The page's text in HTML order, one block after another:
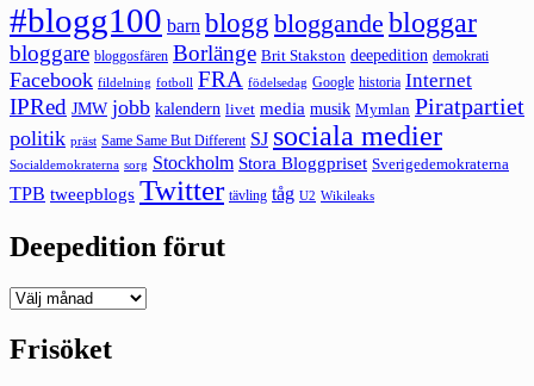
#blogg100 barn blogg bloggande bloggar
bloggare bloggosfären Borlänge Brit Stakston deepedition demokrati
Facebook fildelning fotboll FRA födelsedag Google historia Internet
IPRed JMW jobb kalendern livet media musik Mymlan Piratpartiet
politik präst Same Same But Different SJ sociala medier
Socialdemokraterna sorg Stockholm Stora Bloggpriset Sverigedemokraterna
TPB tweepblogs Twitter tävling tåg U2 Wikileaks
Deepedition förut
Deepedition
Frisöket